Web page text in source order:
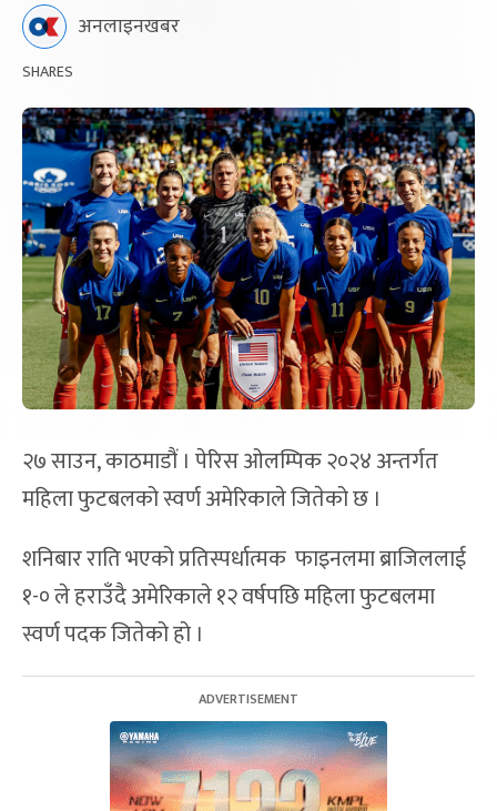
अनलाइनखबर
SHARES
२७ साउन, काठमाडौं । पेरिस ओलम्पिक २०२४ अन्तर्गत
महिला फुटबलको स्वर्ण अमेरिकाले जितेको छ ।
शनिबार राति भएको प्रतिस्पर्धात्मक फाइनलमा ब्राजिललाई
१-० ले हराउँदै अमेरिकाले १२ वर्षपछि महिला फुटबलमा
स्वर्ण पदक जितेको हो ।